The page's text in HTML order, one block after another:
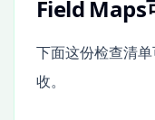
Field Maps
下面这份检查清
收。